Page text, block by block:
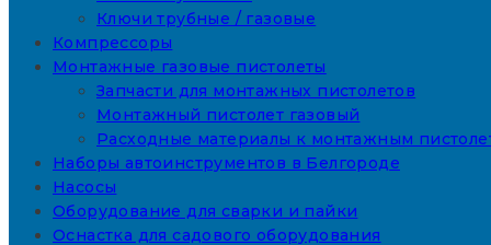
Ключи трубные / газовые
Компрессоры
Монтажные газовые пистолеты
Запчасти для монтажных пистолетов
Монтажный пистолет газовый
Расходные материалы к монтажным
Наборы автоинструментов в Белгороде
Насосы
Оборудование для сварки и пайки
Оснастка для садового оборудования